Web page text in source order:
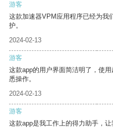
游客
这款加速器VPM应用程序已经为我
护。
2024-02-13
游客
这款app的用户界面简洁明了，使
悉操作。
2024-02-13
游客
这款app是我工作上的得力助手，